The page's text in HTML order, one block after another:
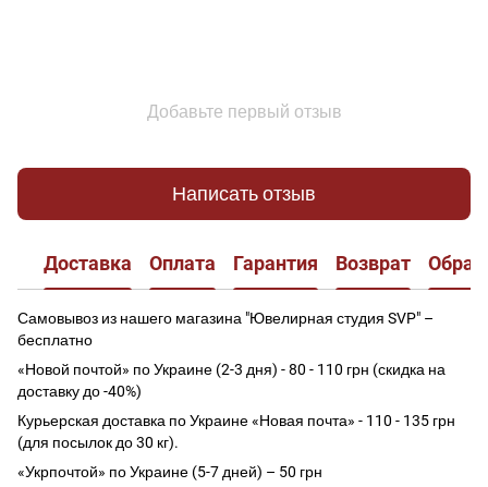
Добавьте первый отзыв
Написать отзыв
Доставка Оплата Гарантия Возврат
Самовывоз из нашего магазина "Ювелирная студия SVP" –
бесплатно
«Новой почтой» по Украине (2-3 дня) - 80 - 110 грн (скидка на
доставку до -40%)
Курьерская доставка по Украине «Новая почта» - 110 - 135 грн
(для посылок до 30 кг).
«Укрпочтой» по Украине (5-7 дней) – 50 грн